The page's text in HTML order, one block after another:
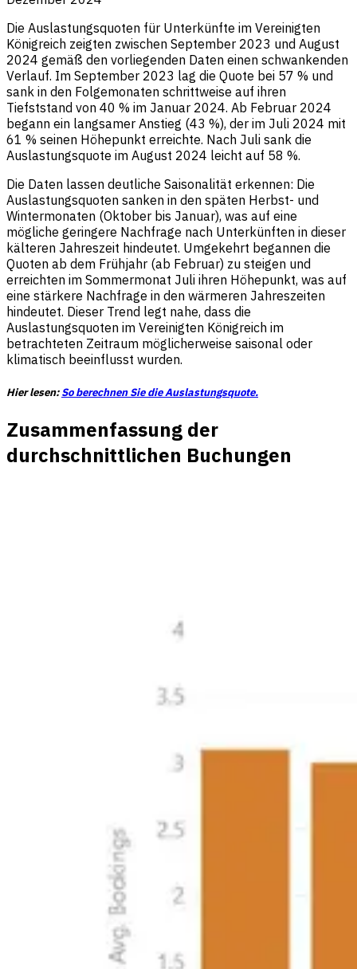
Die Auslastungsquoten für Unterkünfte im Vereinigten
Königreich zeigten zwischen September 2023 und August
2024 gemäß den vorliegenden Daten einen schwankenden
Verlauf. Im September 2023 lag die Quote bei 57 % und
sank in den Folgemonaten schrittweise auf ihren
Tiefststand von 40 % im Januar 2024. Ab Februar 2024
begann ein langsamer Anstieg (43 %), der im Juli 2024 mit
61 % seinen Höhepunkt erreichte. Nach Juli sank die
Auslastungsquote im August 2024 leicht auf 58 %.
Die Daten lassen deutliche Saisonalität erkennen: Die
Auslastungsquoten sanken in den späten Herbst- und
Wintermonaten (Oktober bis Januar), was auf eine
mögliche geringere Nachfrage nach Unterkünften in dieser
kälteren Jahreszeit hindeutet. Umgekehrt begannen die
Quoten ab dem Frühjahr (ab Februar) zu steigen und
erreichten im Sommermonat Juli ihren Höhepunkt, was auf
eine stärkere Nachfrage in den wärmeren Jahreszeiten
hindeutet. Dieser Trend legt nahe, dass die
Auslastungsquoten im Vereinigten Königreich im
betrachteten Zeitraum möglicherweise saisonal oder
klimatisch beeinflusst wurden.
Hier lesen:So berechnen Sie die Auslastungsquote.
Zusammenfassung der
durchschnittlichen Buchungen